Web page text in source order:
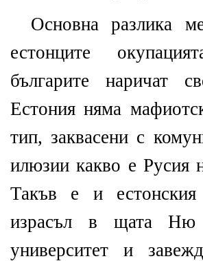
Основна разлика
естонците
българите наричат
Естония няма
тип, заквасени с
илюзии какво е Русия
Такъв е и
израсъл в щата Ню
университет и